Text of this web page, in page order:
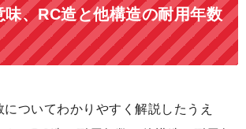
味、RC造と他構造の耐用年数
ついてわかりやすく解説したうえ